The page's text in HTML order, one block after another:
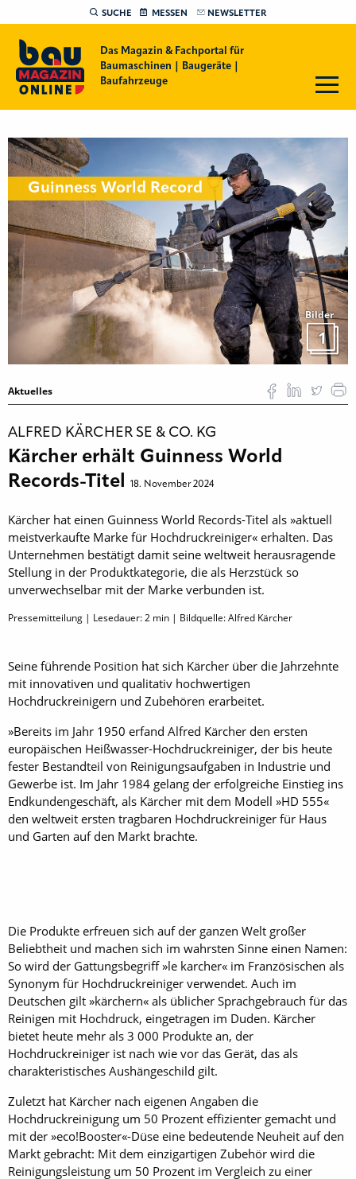
SUCHE MESSEN NEWSLETTER
Das Magazin & Fachportal für
Baumaschinen | Baugeräte |
Baufahrzeuge
Bilder
1
Guinness World Record
Aktuelles
ALFRED KÄRCHER SE & CO. KG
Kärcher erhält Guinness World
Records-Titel
18. November 2024
Kärcher hat einen Guinness World Records-Titel als »aktuell
meistverkaufte Marke für Hochdruckreiniger« erhalten. Das
Unternehmen bestätigt damit seine weltweit herausragende
Stellung in der Produktkategorie, die als Herzstück so
unverwechselbar mit der Marke verbunden ist.
Pressemitteilung | Lesedauer:2 min | Bildquelle: Alfred Kärcher
Seine führende Position hat sich Kärcher über die Jahrzehnte
mit innovativen und qualitativ hochwertigen
Hochdruckreinigern und Zubehören erarbeitet.
»Bereits im Jahr 1950 erfand Alfred Kärcher den ersten
europäischen Heißwasser-Hochdruckreiniger, der bis heute
fester Bestandteil von Reinigungsaufgaben in Industrie und
Gewerbe ist. Im Jahr 1984 gelang der erfolgreiche Einstieg ins
Endkundengeschäft, als Kärcher mit dem Modell »HD 555«
den weltweit ersten tragbaren Hochdruckreiniger für Haus
und Garten auf den Markt brachte.
Die Produkte erfreuen sich auf der ganzen Welt großer
Beliebtheit und machen sich im wahrsten Sinne einen Namen:
So wird der Gattungsbegriff »le karcher« im Französischen als
Synonym für Hochdruckreiniger verwendet. Auch im
Deutschen gilt »kärchern« als üblicher Sprachgebrauch für das
Reinigen mit Hochdruck, eingetragen im Duden. Kärcher
bietet heute mehr als 3 000 Produkte an, der
Hochdruckreiniger ist nach wie vor das Gerät, das als
charakteristisches Aushängeschild gilt.
Zuletzt hat Kärcher nach eigenen Angaben die
Hochdruckreinigung um 50 Prozent effizienter gemacht und
mit der »eco!Booster«-Düse eine bedeutende Neuheit auf den
Markt gebracht: Mit dem einzigartigen Zubehör wird die
Reinigungsleistung um 50 Prozent im Vergleich zu einer